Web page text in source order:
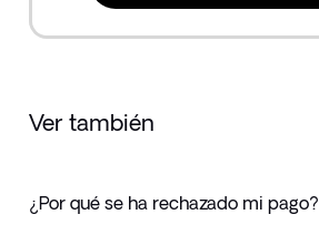
Ver también
¿Por qué se ha rechazado mi pago?